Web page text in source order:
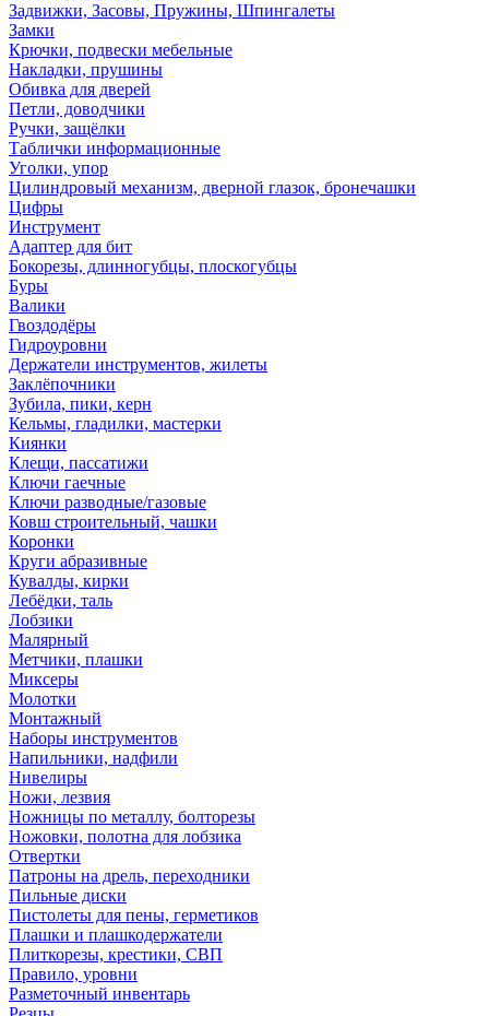
Задвижки, Засовы, Пружины, Шпингалеты
Замки
Крючки, подвески мебельные
Накладки, прушины
Обивка для дверей
Петли, доводчики
Ручки, защёлки
Таблички информационные
Уголки, упор
Цилиндровый механизм, дверной глазок, бронечашки
Цифры
Инструмент
Адаптер для бит
Бокорезы, длинногубцы, плоскогубцы
Буры
Валики
Гвоздодёры
Гидроуровни
Держатели инструментов, жилеты
Заклёпочники
Зубила, пики, керн
Кельмы, гладилки, мастерки
Киянки
Клещи, пассатижи
Ключи гаечные
Ключи разводные/газовые
Ковш строительный, чашки
Коронки
Круги абразивные
Кувалды, кирки
Лебёдки, таль
Лобзики
Малярный
Метчики, плашки
Миксеры
Молотки
Монтажный
Наборы инструментов
Напильники, надфили
Нивелиры
Ножи, лезвия
Ножницы по металлу, болторезы
Ножовки, полотна для лобзика
Отвертки
Патроны на дрель, переходники
Пильные диски
Пистолеты для пены, герметиков
Плашки и плашкодержатели
Плиткорезы, крестики, СВП
Правило, уровни
Разметочный инвентарь